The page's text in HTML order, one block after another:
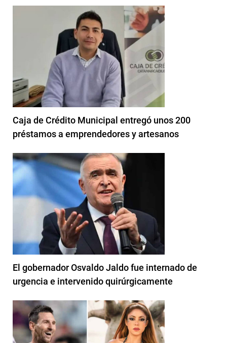
Caja de Crédito Municipal entregó unos 200
préstamos a emprendedores y artesanos
El gobernador Osvaldo Jaldo fue internado de
urgencia e intervenido quirúrgicamente